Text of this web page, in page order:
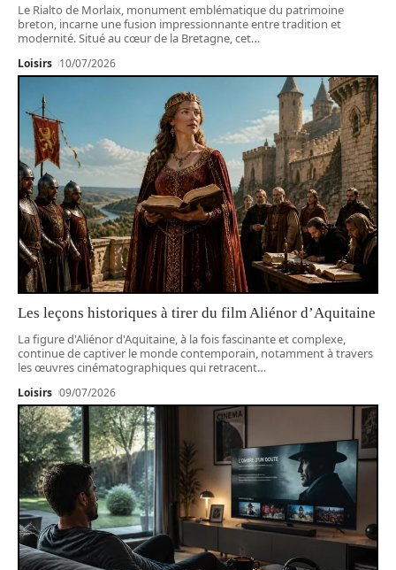
Le Rialto de Morlaix, monument emblématique du patrimoine
breton, incarne une fusion impressionnante entre tradition et
modernité. Situé au cœur de la Bretagne, cet…
Loisirs 10/07/2026
Les leçons historiques à tirer du film Aliénor d’Aquitaine
La figure d'Aliénor d'Aquitaine, à la fois fascinante et complexe,
continue de captiver le monde contemporain, notamment à travers
les œuvres cinématographiques qui retracent…
Loisirs 09/07/2026